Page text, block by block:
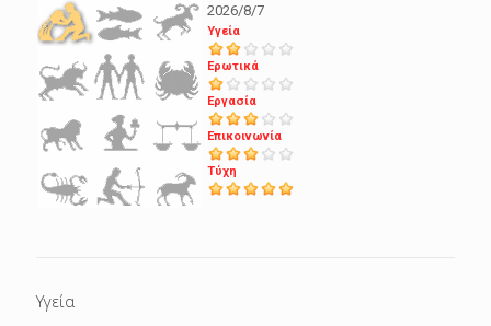
2026/8/7
Υγεία
Ερωτικά
Εργασία
Επικοινωνία
Τύχη
Υγεία